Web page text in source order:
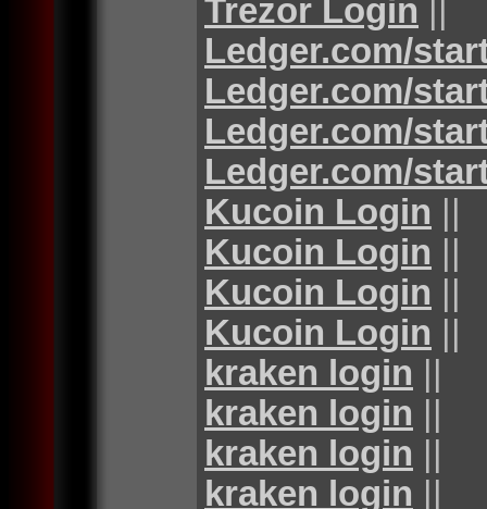
Trezor Login ||
Ledger.com/
Ledger.com/
Ledger.com/
Ledger.com/
Kucoin Login ||
Kucoin Login ||
Kucoin Login ||
Kucoin Login ||
kraken login ||
kraken login ||
kraken login ||
kraken login ||